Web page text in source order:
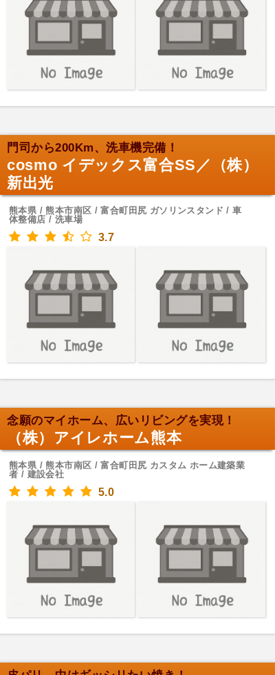
門司から200Km、洗車機完備！
cosmo イデックス富合SS／（株）
新出光
熊本県 / 熊本市南区 / 富合町田尻 ガソリンスタンド / 車
体整備店 / 洗車場
3.7
念願のマイホーム、広いリビングを実現！
（株）アイレホーム熊本
熊本県 / 熊本市南区 / 富合町田尻 カスタム ホーム建築業
者 / 建設会社
5.0